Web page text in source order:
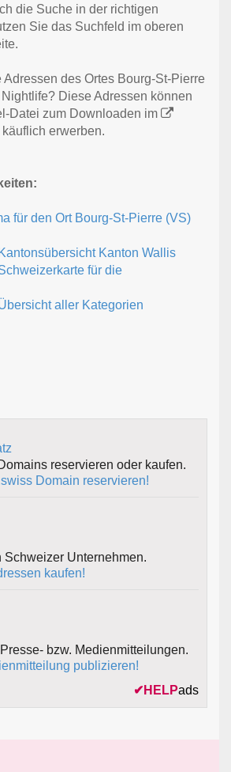
die Suche in der richtigen
Sie das Suchfeld im oberen
des Ortes Bourg-St-Pierre
Diese Adressen können
Datei zum Downloaden im
käuflich erwerben.
für den Ort Bourg-St-Pierre (VS)
Kanton Wallis
für die
aller Kategorien
reservieren oder kaufen.
Domain reservieren!
Schweizer Unternehmen.
kaufen!
bzw. Medienmitteilungen.
publizieren!
✔ HELPads